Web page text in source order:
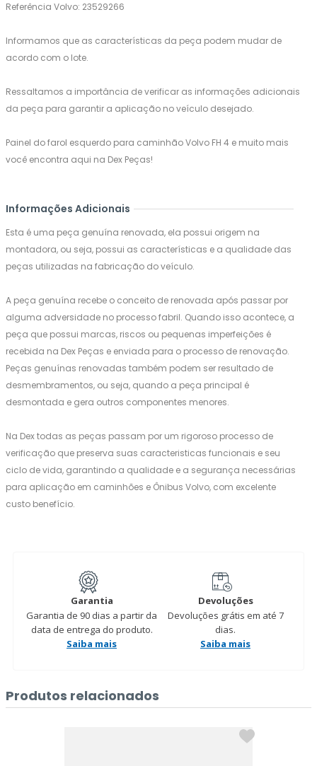
Referência Volvo: 23529266
Informamos que as características da peça podem mudar de
acordo com o lote.
Ressaltamos a importância de verificar as informações adicionais
da peça para garantir a aplicação no veículo desejado.
Painel do farol esquerdo para caminhão Volvo FH 4 e muito mais
você encontra aqui na Dex Peças!
Informações Adicionais
Esta é uma peça genuína renovada, ela possui origem na
montadora, ou seja, possui as características e a qualidade das
peças utilizadas na fabricação do veículo.
A peça genuína recebe o conceito de renovada após passar por
alguma adversidade no processo fabril. Quando isso acontece, a
peça que possui marcas, riscos ou pequenas imperfeições é
recebida na Dex Peças e enviada para o processo de renovação.
Peças genuínas renovadas também podem ser resultado de
desmembramentos, ou seja, quando a peça principal é
desmontada e gera outros componentes menores.
Na Dex todas as peças passam por um rigoroso processo de
verificação que preserva suas caracteristicas funcionais e seu
ciclo de vida, garantindo a qualidade e a segurança necessárias
para aplicação em caminhões e Ônibus Volvo, com excelente
custo benefício.
Garantia
Garantia de 90 dias a partir da
data de entrega do produto.
Saiba mais
Devoluções
Devoluções grátis em até 7
dias.
Saiba mais
Produtos relacionados